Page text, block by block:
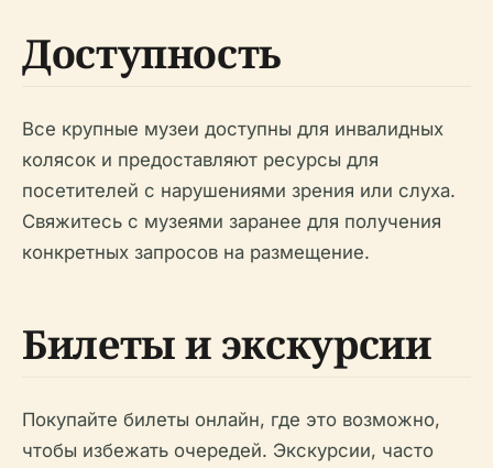
Доступность
Все крупные музеи доступны для инвалидных
колясок и предоставляют ресурсы для
посетителей с нарушениями зрения или слуха.
Свяжитесь с музеями заранее для получения
конкретных запросов на размещение.
Билеты и экскурсии
Покупайте билеты онлайн, где это возможно,
чтобы избежать очередей. Экскурсии, часто